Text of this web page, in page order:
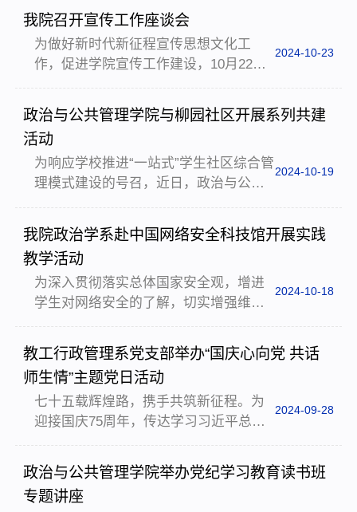
议精神以及习近平总书记关于社会工作
的重要指示。随后，与会人员结合会议
和指示精神，就社会工...
院社会工作系教工党支部与学生党支部
联合组织了困境儿童公益助学研学活
动。通过让孩子们体验丰富的校园生
活，感受大学浓郁的文化氛围，帮助其
拓宽视野、培养兴趣并提升自我价值。
社会工作系党支部公益助学研学营活动
在学院党委书记于建军的热情致辞中拉
开序幕，于书记对参与活动的儿童及家
长表示热烈欢迎，强调了郑...
我院召开宣传工作座谈会
为做好新时代新征程宣传思想文化工
作，促进学院宣传工作建设，10月22日
上午，我院于院办三楼评估室召开宣传
工作座谈会。我院党委书记于建军，党
委副处级组织员王高阳，学生工作办公
室主任刘烨，团委副书记徐轶轶，研究
生辅导员孙冰清，22级本科生辅导员张
福路出席会议，院团委青年传媒中心负
责同学和研究生新媒体宣传部负责同学
共同参加。座谈会上，于建军书记强
调，思想宣传领域是学院发展的重要阵
地，对学院发展和社会影响力...
2024-10-23
政治与公共管理学院与柳园社区开展系列共建
活动
为响应学校推进“一站式”学生社区综合管
理模式建设的号召，近日，政治与公共
动。围绕“学生工作”与“人才培养”两大主
题，政管院创新工作形式和内容，将育
人力量和资源整合下沉到学生社区，以
学生为核心，为学生办实事。集思广
益，共谋发展。10月9日，政治与公共管
理学院与柳园社区共建会暨学院班主任
工作会在柳园社区二楼会议室召开。会
议由政治与公共管理学院党委副书记刘
娟主持。郑州大学...
2024-10-19
我院政治学系赴中国网络安全科技馆开展实践
教学活动
为深入贯彻落实总体国家安全观，增进
学生对网络安全的了解，切实增强维护
提高学生将理论知识应用于实践的能
力，10月17日下午，我院政治学系组织
本科生赴中国网络安全科技馆，开展主
题为“网络安全始于心，安全网络践于行”
的实践教学活动。我院党委副书记刘
娟、副院长马润凡、党委副处级组织员
及政治学系主任王高阳、政治学系党支
部书记解楠楠、2023级班主任赵娟娟老
师和兼职辅导员张剑，以...
2024-10-18
教工行政管理系党支部举办“国庆心向党 共话
师生情”主题党日活动
七十五载辉煌路，携手共筑新征程。为
迎接国庆75周年，传达学习习近平总书
记在全国教育大会上的重要讲话精神，
2024年9月27日下午，政治与公共管理学
院教工行政管理系党支部在系教研室举
办“国庆心向党 共话师生情”主题党日活
2024-09-28
政治与公共管理学院举办党纪学习教育读书班
专题讲座